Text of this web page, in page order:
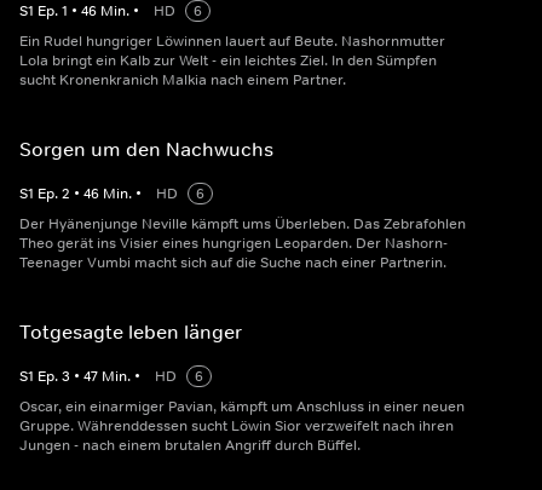
S1 Ep.1 • 46 Min. • HD
6
Ein Rudel hungriger Löwinnen lauert auf Beute. Nashornmutter
Lola bringt ein Kalb zur Welt - ein leichtes Ziel. In den Sümpfen
sucht Kronenkranich Malkia nach einem Partner.
Sorgen um den Nachwuchs
S1 Ep.2 • 46 Min. • HD
6
Der Hyänenjunge Neville kämpft ums Überleben. Das Zebrafohlen
Theo gerät ins Visier eines hungrigen Leoparden. Der Nashorn-
Teenager Vumbi macht sich auf die Suche nach einer Partnerin.
Totgesagte leben länger
S1 Ep.3 • 47 Min. • HD
6
Oscar, ein einarmiger Pavian, kämpft um Anschluss in einer neuen
Gruppe. Währenddessen sucht Löwin Sior verzweifelt nach ihren
Jungen - nach einem brutalen Angriff durch Büffel.